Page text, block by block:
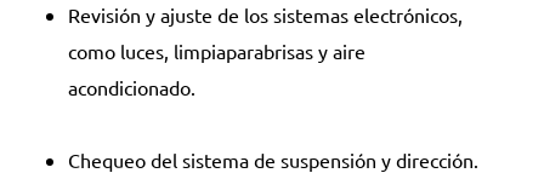
Revisión y ajuste de los sistemas electrónicos,
como luces, limpiaparabrisas y aire
acondicionado.
Chequeo del sistema de suspensión y dirección.